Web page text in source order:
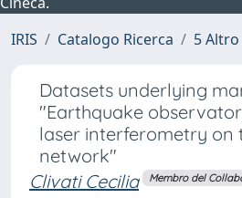
IRIS
Catalogo Ricerca 5 Altro
Datasets underlying
"Earthquake
laser interferometry on
network"
Clivati Cecilia
Membro del